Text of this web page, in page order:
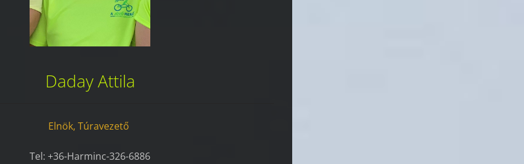
Daday Attila
Elnök, Túravezető
Tel: +36-Harminc-326-6886